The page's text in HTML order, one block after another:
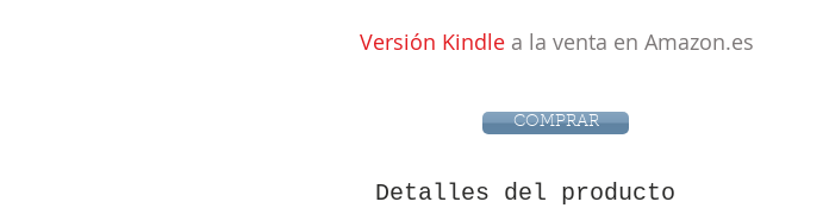
Versión Kindle a la venta en Amazon.es
COMPRAR
Detalles del producto